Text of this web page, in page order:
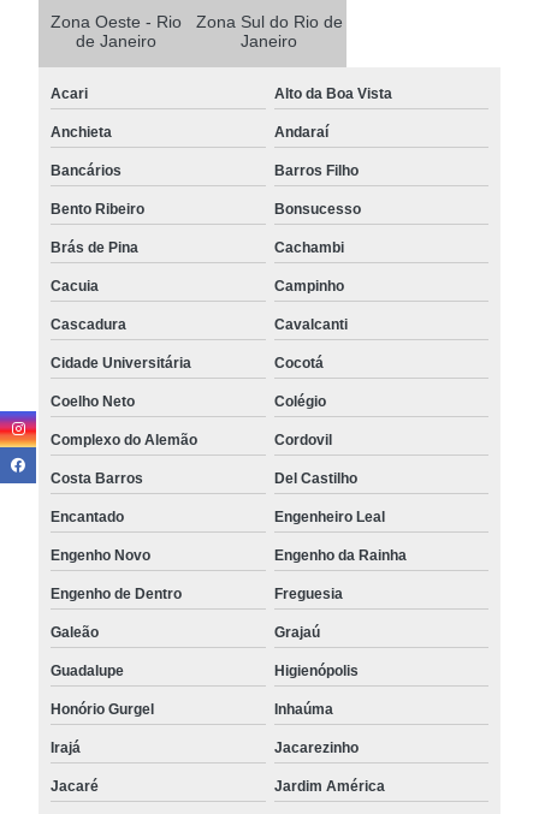
Zona Oeste - Rio
de Janeiro
Zona Sul do Rio de
Janeiro
Acari Alto da Boa Vista
Anchieta Andaraí
Bancários Barros Filho
Bento Ribeiro Bonsucesso
Brás de Pina Cachambi
Cacuia Campinho
Cascadura Cavalcanti
Cidade Universitária Cocotá
Coelho Neto Colégio
Complexo do Alemão Cordovil
Costa Barros Del Castilho
Encantado Engenheiro Leal
Engenho Novo Engenho da Rainha
Engenho de Dentro Freguesia
Galeão Grajaú
Guadalupe Higienópolis
Honório Gurgel Inhaúma
Irajá Jacarezinho
Jacaré Jardim América